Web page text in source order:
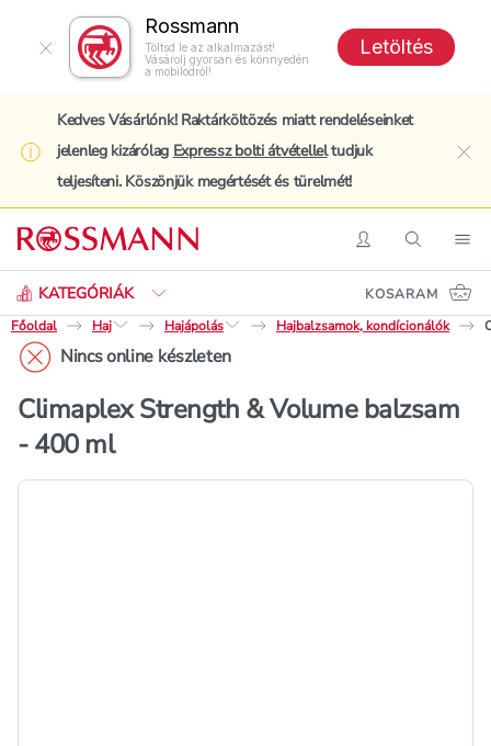
Rossmann
Töltsd le az alkalmazást!
Vásárolj gyorsan és könnyedén
a mobilodról!
Letöltés
Kedves Vásárlónk! Raktárköltözés miatt rendeléseinket
jelenleg kizárólag Expressz bolti átvételleltudjuk
teljesíteni. Köszönjük megértését és türelmét!
BelépésKeresés
KATEGÓRIÁK
Keresés
KOSARAM
Főoldal
Haj Hajápolás Hajbalzsamok, kondícionálók
Nincs online készleten
Climaplex Strength & Volume balzsam
- 400 ml